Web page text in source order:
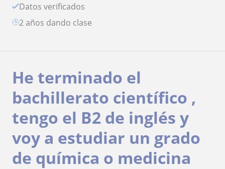
Datos verificados
2 años dando clase
He terminado el
bachillerato científico ,
tengo el B2 de inglés y
voy a estudiar un grado
de química o medicina